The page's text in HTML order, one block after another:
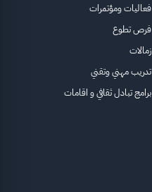
فعاليات ومؤتمرات
فرص تطوع
زمالات
تدريب مهني وتقني
برامج تبادل ثقافي و اقامات